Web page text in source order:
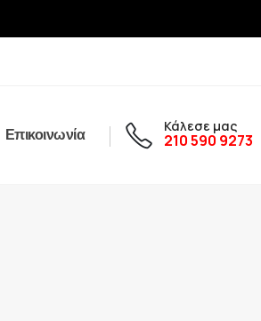
Επικοινωνία Κάλεσε μας
210 590 9273